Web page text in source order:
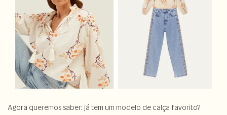
Agora queremos saber: já tem um modelo de calça favorito?